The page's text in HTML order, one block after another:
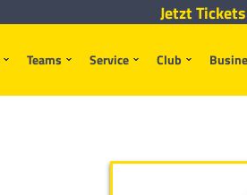
Teams Service Club
Jetzt